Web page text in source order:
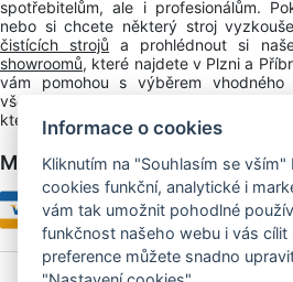
spotřebitelům, ale i profesionálům.
nebo si chcete některý stroj
čistících strojů a prohlédnout si
showroomů, které najdete v Plzni a
vám pomohou s výběrem
všední dny od 7.30 do 16.30.
které vám dlouho a dobře poslouží
Možnosti platby
Informace o cookies
Kliknutím na "Souhlasím se vším"
cookies funkční, analytické i
vám tak umožnit pohodlné
funkčnost našeho webu i vás cílit
preference můžete snadno